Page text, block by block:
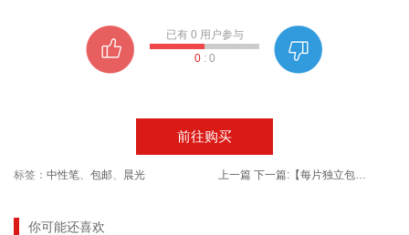
已有 0 用户参与
0: 0
前往购买
标签： 中性笔、 包邮、 晨光 上一篇 下一篇: 【每片独立包装】中森（zsen） 一次性医用外科口罩30只*2盒 共60只
你可能还喜欢